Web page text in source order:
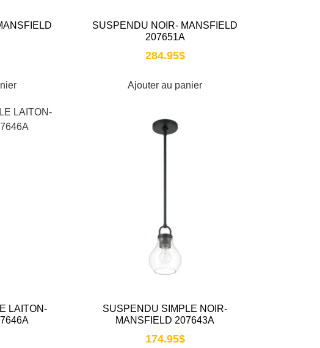
SUSPENDU NOIR- MANSFIELD
207651A
284.95$
Ajouter au panier
LAITON-
SUSPENDU SIMPLE NOIR-
MANSFIELD 207643A
174.95$